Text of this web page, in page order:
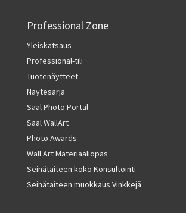
Professional Zone
Yleiskatsaus
Professional-tili
Tuotenäytteet
Näytesarja
Saal Photo Portal
Saal WallArt
Photo Awards
Wall Art Materiaaliopas
Seinätaiteen koko Konsultointi
Seinätaiteen muokkaus Vinkkejä